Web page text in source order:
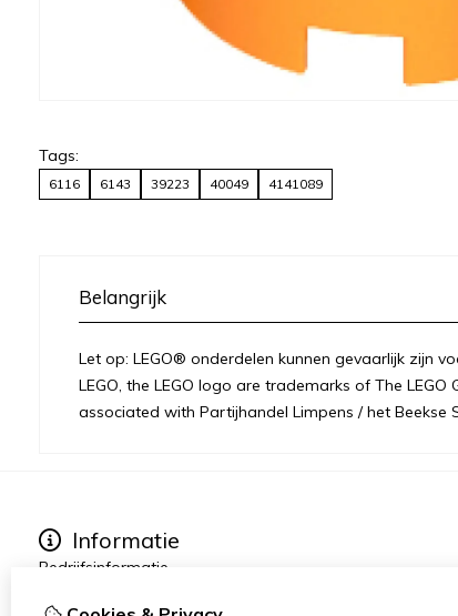
Tags:
6116 6143 39223 40049 4141089
Belangrijk
Let op: LEGO® onderdelen kunnen gevaarlijk zijn
LEGO, the LEGO logo are trademarks of The
associated with Partijhandel Limpens / het Beekse
Informatie
Bedrijfsinformatie